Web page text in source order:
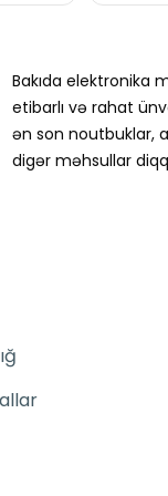
Bakıda elektronika
etibarlı və rahat
ən son noutbuklar,
digər məhsullar